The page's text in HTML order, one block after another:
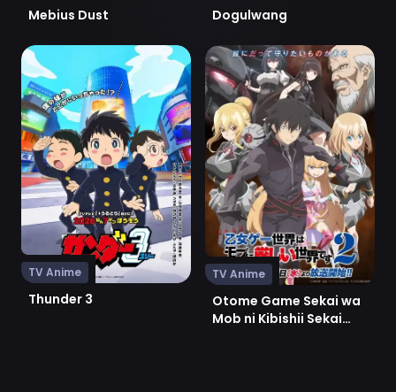
Mebius Dust Dogulwang
TV Anime
Thunder 3
Ver Thunder 3
TV Anime
Otome Game Sekai wa
Mob ni Kibishii Sekai
Ver Otome Game Sekai wa